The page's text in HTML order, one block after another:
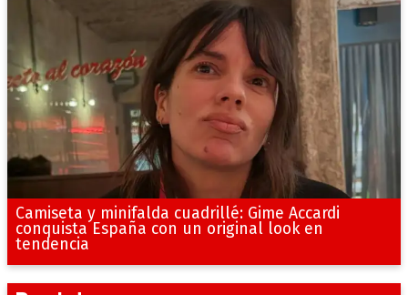
Camiseta y minifalda cuadrillé: Gime Accardi
conquista España con un original look en
tendencia